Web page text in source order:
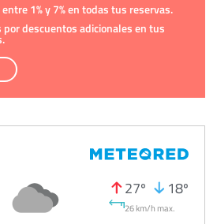
1% y 7% en todas tus reservas.
por descuentos adicionales en tus
27º 18º
26 km/h max.